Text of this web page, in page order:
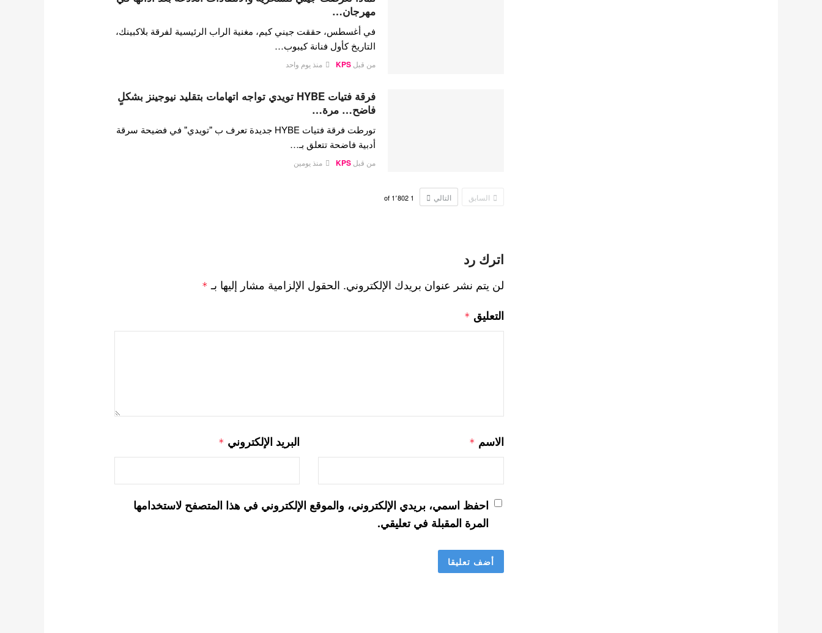
مهرجان…
في أغسطس، حققت جيني كيم، مغنية الراب الرئيسية لفرقة بلاكبينك،
التاريخ كأول فنانة كيبوب…
من قبلKPS منذ يوم واحد
فرقة فتيات HYBE تويدي تواجه اتهامات بتقليد نيوجينز بشكلٍ
فاضح… مرة…
تورطت فرقة فتيات HYBE جديدة تعرف ب "تويدي" في فضيحة سرقة
أدبية فاضحة تتعلق بـ…
من قبلKPS منذ يومين
السابق التالي 1
of1٬802
اترك رد
لن يتم نشر عنوان بريدك الإلكتروني. الحقول الإلزامية مشار إليها بـ *
التعليق *
الاسم * البريد الإلكتروني *
احفظ اسمي، بريدي الإلكتروني، والموقع الإلكتروني في هذا المتصفح لاستخدامها
المرة المقبلة في تعليقي.